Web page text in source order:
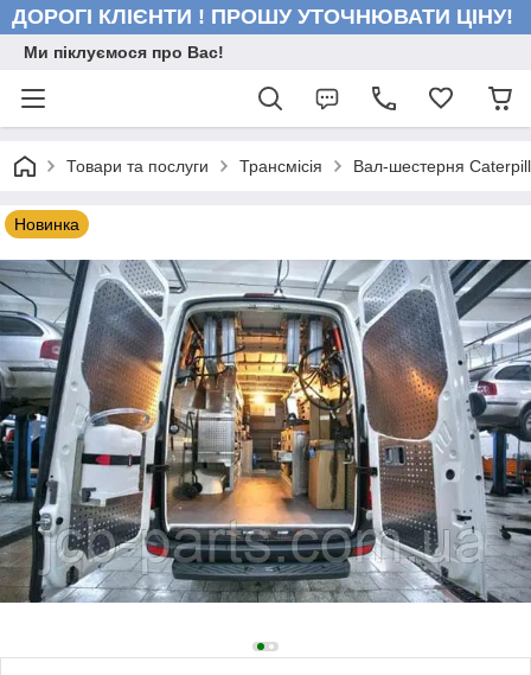
ДОРОГІ КЛІЄНТИ ! ПРОШУ УТОЧНЮВАТИ ЦІНУ!
Ми піклуємося про Вас!
Товари та послуги Трансмісія Вал-шестерня
Новинка